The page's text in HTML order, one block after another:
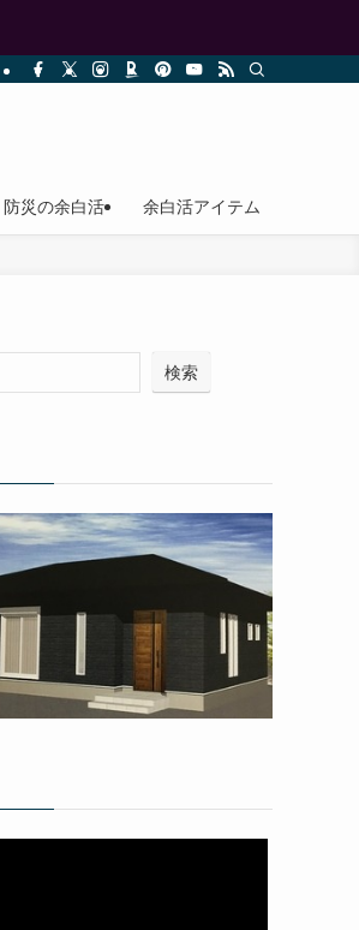
防災の余白活 余白活アイテム
検索